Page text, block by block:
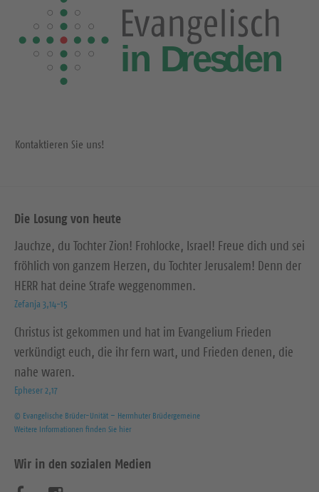
Kontaktieren Sie uns!
Die Losung von heute
Jauchze, du Tochter Zion! Frohlocke, Israel! Freue dich und sei
fröhlich von ganzem Herzen, du Tochter Jerusalem! Denn der
HERR hat deine Strafe weggenommen.
Zefanja 3,14-15
Christus ist gekommen und hat im Evangelium Frieden
verkündigt euch, die ihr fern wart, und Frieden denen, die
nahe waren.
Epheser 2,17
© Evangelische Brüder-Unität – Herrnhuter Brüdergemeine
Weitere Informationen finden Sie hier
Wir in den sozialen Medien